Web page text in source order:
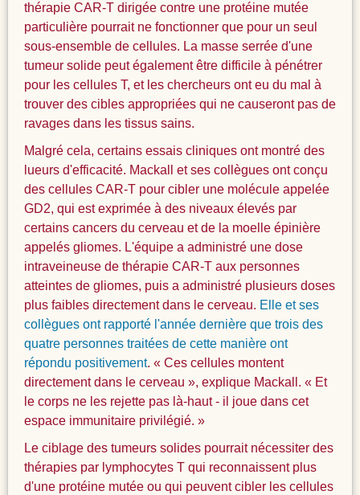
thérapie CAR-T dirigée contre une protéine mutée
particulière pourrait ne fonctionner que pour un seul
sous-ensemble de cellules. La masse serrée d'une
tumeur solide peut également être difficile à pénétrer
pour les cellules T, et les chercheurs ont eu du mal à
trouver des cibles appropriées qui ne causeront pas de
ravages dans les tissus sains.
Malgré cela, certains essais cliniques ont montré des
lueurs d'efficacité. Mackall et ses collègues ont conçu
des cellules CAR-T pour cibler une molécule appelée
GD2, qui est exprimée à des niveaux élevés par
certains cancers du cerveau et de la moelle épinière
appelés gliomes. L'équipe a administré une dose
intraveineuse de thérapie CAR-T aux personnes
atteintes de gliomes, puis a administré plusieurs doses
plus faibles directement dans le cerveau. Elle et ses
collègues ont rapporté l'année dernière que trois des
quatre personnes traitées de cette manière ont
répondu positivement. « Ces cellules montent
directement dans le cerveau », explique Mackall. « Et
le corps ne les rejette pas là-haut - il joue dans cet
espace immunitaire privilégié. »
Le ciblage des tumeurs solides pourrait nécessiter des
thérapies par lymphocytes T qui reconnaissent plus
d'une protéine mutée ou qui peuvent cibler les cellules